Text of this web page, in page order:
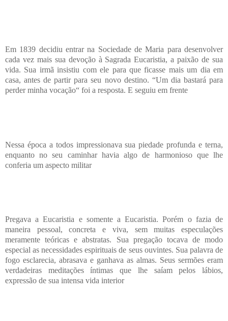
Em 1839 decidiu entrar na Sociedade de Maria para desenvolver
cada vez mais sua devoção à Sagrada Eucaristia, a paixão de sua
vida. Sua irmã insistiu com ele para que ficasse mais um dia em
casa, antes de partir para seu novo destino. “Um dia bastará para
perder minha vocação“ foi a resposta. E seguiu em frente
Nessa época a todos impressionava sua piedade profunda e terna,
enquanto no seu caminhar havia algo de harmonioso que lhe
conferia um aspecto militar
Pregava a Eucaristia e somente a Eucaristia. Porém o fazia de
maneira pessoal, concreta e viva, sem muitas especulações
meramente teóricas e abstratas. Sua pregação tocava de modo
especial as necessidades espirituais de seus ouvintes. Sua palavra de
fogo esclarecia, abrasava e ganhava as almas. Seus sermões eram
verdadeiras meditações íntimas que lhe saíam pelos lábios,
expressão de sua intensa vida interior